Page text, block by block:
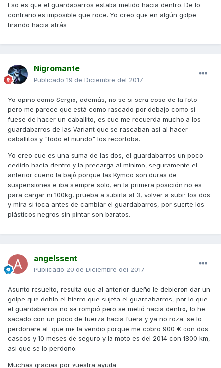
Eso es que el guardabarros estaba metido hacia dentro. De lo
contrario es imposible que roce. Yo creo que en algún golpe
tirando hacia atrás
Nigromante
Publicado 19 de Diciembre del 2017
Yo opino como Sergio, además, no se si será cosa de la foto
pero me parece que está como rascado por debajo como si
fuese de hacer un caballito, es que me recuerda mucho a los
guardabarros de las Variant que se rascaban así al hacer
caballitos y "todo el mundo" los recortoba.
Yo creo que es una suma de las dos, el guardabarros un poco
cedido hacia dentro y la precarga al mínimo, seguramente el
anterior dueño la bajó porque las Kymco son duras de
suspensiones e iba siempre solo, en la primera posición no es
para cargar ni 100kg, prueba a subirla al 3, volver a subir los dos
y mira si toca antes de cambiar el guardabarros, por suerte los
plásticos negros sin pintar son baratos.
angelssent
Publicado 20 de Diciembre del 2017
Asunto resuelto, resulta que al anterior dueño le debieron dar un
golpe que doblo el hierro que sujeta el guardabarros, por lo que
el guardabarros no se rompió pero se metió hacia dentro, lo he
sacado con un poco de fuerza hacia fuera y ya no roza, se lo
perdonare al que me la vendio porque me cobro 900 € con dos
cascos y 10 meses de seguro y la moto es del 2014 con 1800 km,
asi que se lo perdono.
Muchas gracias por vuestra ayuda